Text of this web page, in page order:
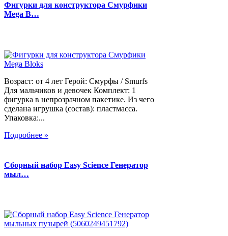
Фигурки для конструктора Смурфики
Mega B…
Возраст: от 4 лет Герой: Смурфы / Smurfs
Для мальчиков и девочек Комплект: 1
фигурка в непрозрачном пакетике. Из чего
сделана игрушка (состав): пластмасса.
Упаковка:...
Подробнее »
Сборный набор Easy Science Генератор
мыл…